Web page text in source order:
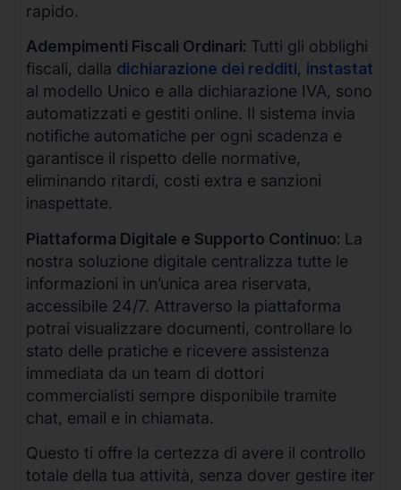
rapido.
Adempimenti Fiscali Ordinari: Tutti gli obblighi
fiscali, dalla dichiarazione dei redditi, instastat
al modello Unico e alla dichiarazione IVA, sono
automatizzati e gestiti online. Il sistema invia
notifiche automatiche per ogni scadenza e
garantisce il rispetto delle normative,
eliminando ritardi, costi extra e sanzioni
inaspettate.
Piattaforma Digitale e Supporto Continuo: La
nostra soluzione digitale centralizza tutte le
informazioni in un’unica area riservata,
accessibile 24/7. Attraverso la piattaforma
potrai visualizzare documenti, controllare lo
stato delle pratiche e ricevere assistenza
immediata da un team di dottori
commercialisti sempre disponibile tramite
chat, email e in chiamata.
Questo ti offre la certezza di avere il controllo
totale della tua attività, senza dover gestire iter